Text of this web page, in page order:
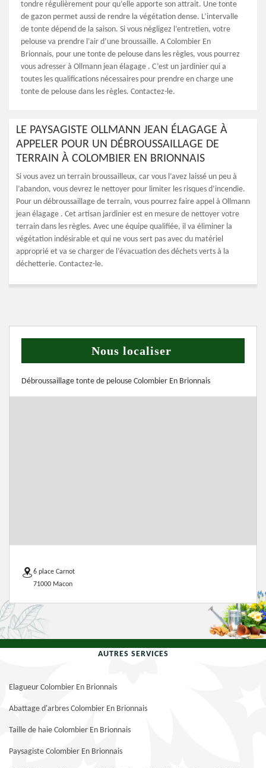
tondre régulièrement pour qu’elle apporte son attrait. Une tonte
de gazon permet aussi de rendre la végétation dense. L’intervalle
de tonte dépend de la saison. Si vous négligez l’entretien, votre
pelouse va prendre l’air d’une broussaille. A Colombier En
Brionnais, pour une tonte de pelouse dans les règles, vous pourrez
vous adresser à Ollmann jean élagage . C’est un jardinier qui a
toutes les qualifications nécessaires pour prendre en charge une
tonte de pelouse dans les règles. Contactez-le.
LE PAYSAGISTE OLLMANN JEAN ÉLAGAGE À
APPELER POUR UN DÉBROUSSAILLAGE DE
TERRAIN À COLOMBIER EN BRIONNAIS
Si vous avez un terrain broussailleux, car vous l’avez laissé un peu à
l’abandon, vous devrez le nettoyer pour limiter les risques d’incendie.
Pour un débroussaillage de terrain, vous pourrez faire appel à Ollmann
jean élagage . Cet artisan jardinier est en mesure de nettoyer votre
terrain dans les règles. Avec une équipe qualifiée, il va éliminer la
végétation indésirable et qui ne vous sert pas avec du matériel
approprié et va se charger de l’évacuation des déchets verts à la
déchetterie. Contactez-le.
Nous localiser
Débroussaillage tonte de pelouse Colombier En Brionnais
6 place Carnot
71000 Macon
AUTRES SERVICES
Elagueur Colombier En Brionnais
Abattage d'arbres Colombier En Brionnais
Taille de haie Colombier En Brionnais
Paysagiste Colombier En Brionnais